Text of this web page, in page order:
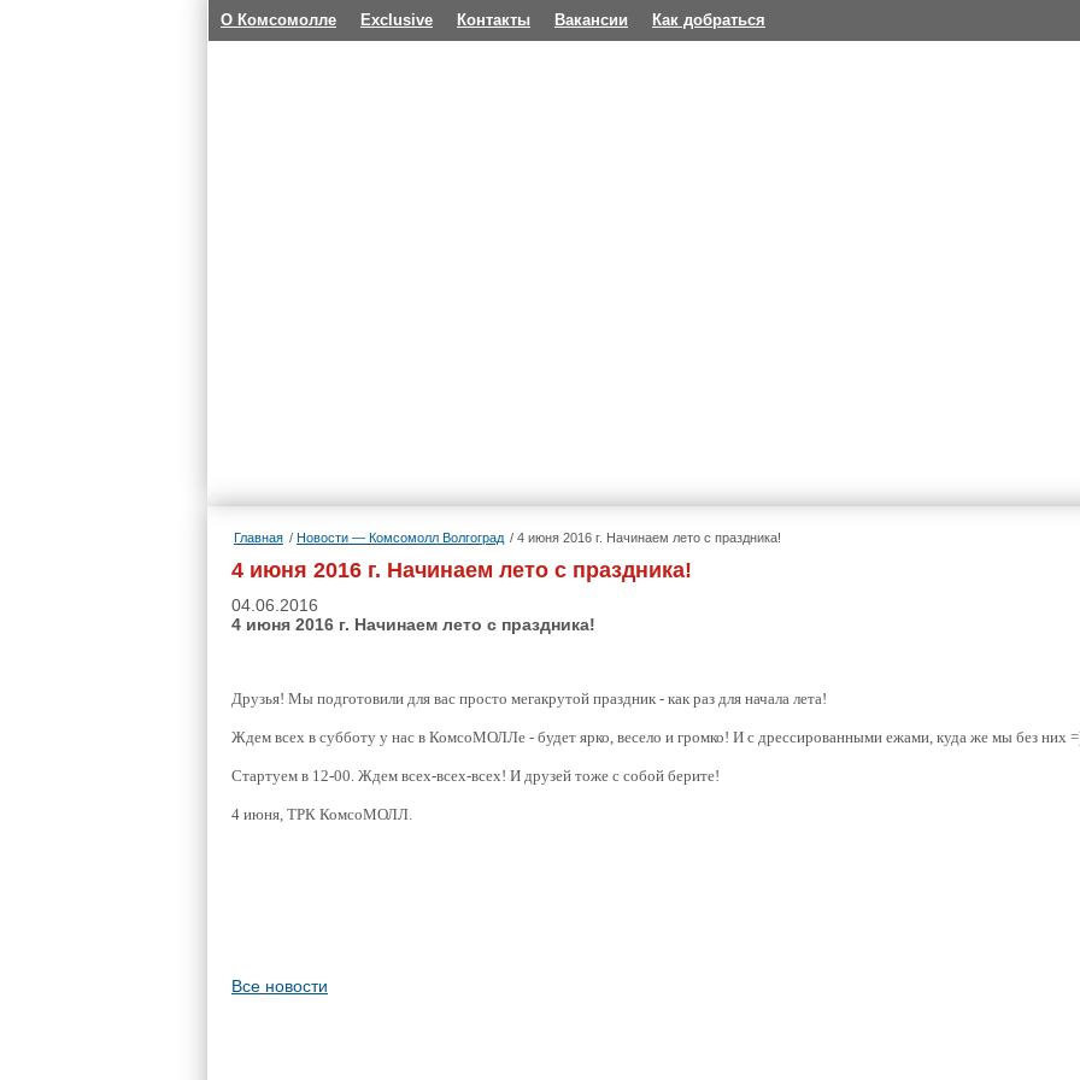
О Комсомолле Exclusive Контакты Вакансии Как добраться
Главная Новости — Комсомолл Волгоград 4 июня 2016 г. Начинаем лето с праздника!
4 июня 2016 г. Начинаем лето с праздника!
04.06.2016
4 июня 2016 г. Начинаем лето с праздника!
Друзья! Мы подготовили для вас просто мегакрутой праздник - как раз для начала лета!
Ждем всех в субботу у нас в КомсоМОЛЛе - будет ярко, весело и громко! И с дрессированными ежами, куда же мы без них
Стартуем в 12-00. Ждем всех-всех-всех! И друзей тоже с собой берите!
4 июня, ТРК КомсоМОЛЛ.
Все новости